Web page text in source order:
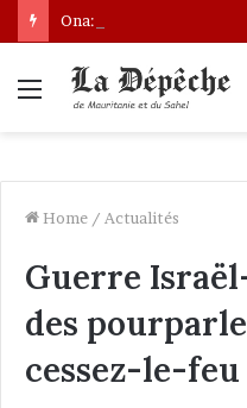
Ona: le nouveau
Menu
Home / Actualités
Guerre
des
cessez-le-feu